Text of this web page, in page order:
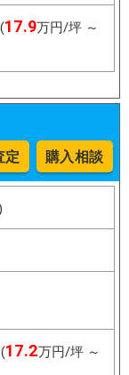
17.9万円/坪 ～
定 購入相談
17.2万円/坪 ～